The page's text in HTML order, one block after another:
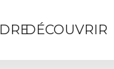
DÉCOUVRIR